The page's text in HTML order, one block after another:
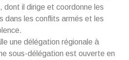
dont il dirige et coordonne les
dans les conflits armés et les
une délégation régionale à
sous-délégation est ouverte en